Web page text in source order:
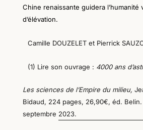
Chine renaissante guidera
d’élévation.
Camille DOUZELET et Pierrick
(1) Lire son ouvrage : 4000 ans
Les sciences de l’Empire du milieu,
Bidaud, 224 pages, 26,90€, éd. Belin.
septembre 2023.